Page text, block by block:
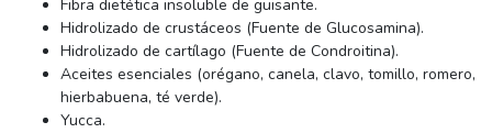
Fibra dietética insoluble de guisante.
Hidrolizado de crustáceos (Fuente de Glucosamina).
Hidrolizado de cartílago (Fuente de Condroitina).
Aceites esenciales (orégano, canela, clavo, tomillo, romero,
hierbabuena, té verde).
Yucca.